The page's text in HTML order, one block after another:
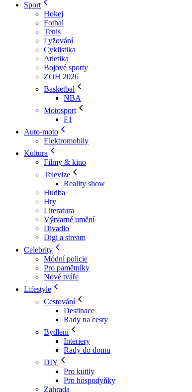
Sport
Hokej
Fotbal
Tenis
Lyžování
Cyklistika
Atletika
Bojové sporty
ZOH 2026
Basketbal
NBA
Motosport
F1
Auto-moto
Elektromobily
Kultura
Filmy & kino
Televize
Reality show
Hudba
Hry
Literatura
Výtvarné umění
Divadlo
Digi a stream
Celebrity
Módní policie
Pro pamětníky
Nové tváře
Lifestyle
Cestování
Destinace
Rady na cesty
Bydlení
Interiery
Rady do domu
DIY
Pro kutily
Pro hospodyňky
Zahrada